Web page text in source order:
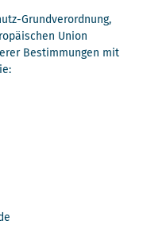
Grundverordnung,
Union
Bestimmungen mit